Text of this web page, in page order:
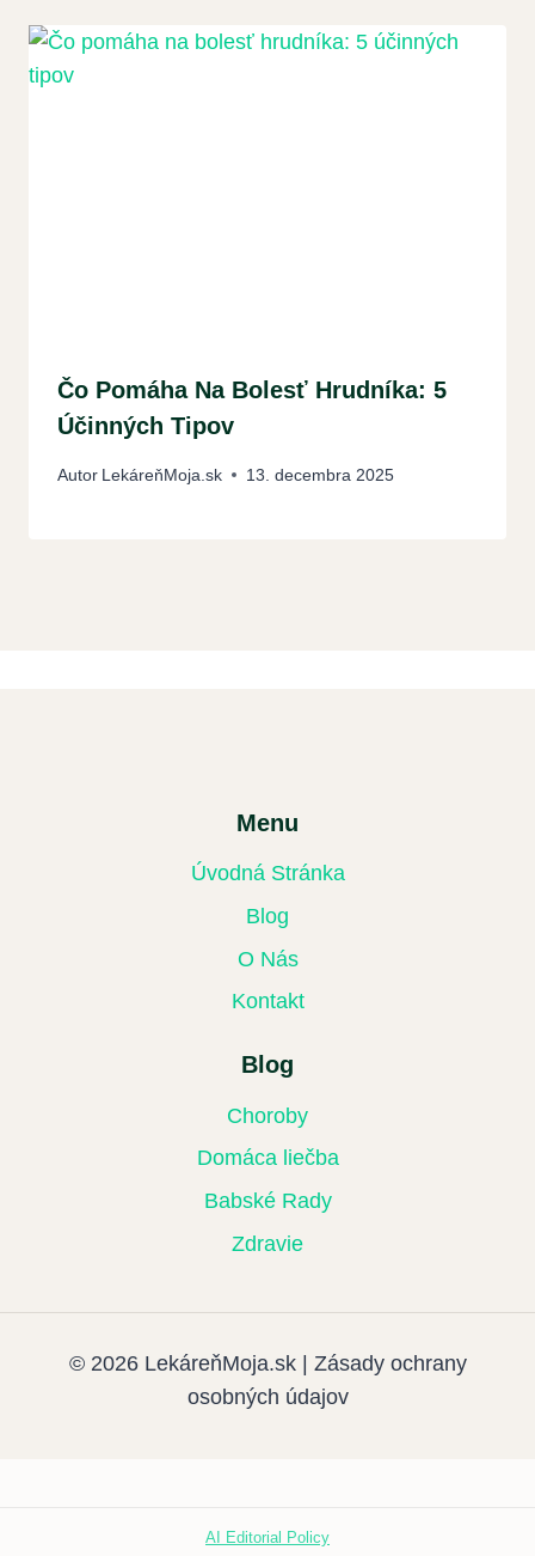
Čo Pomáha Na Bolesť Hrudníka: 5
Účinných Tipov
Autor LekáreňMoja.sk 13. decembra 2025
Menu
Úvodná Stránka
Blog
O Nás
Kontakt
Blog
Choroby
Domáca liečba
Babské Rady
Zdravie
© 2026 LekáreňMoja.sk | Zásady ochrany
osobných údajov
AI Editorial Policy